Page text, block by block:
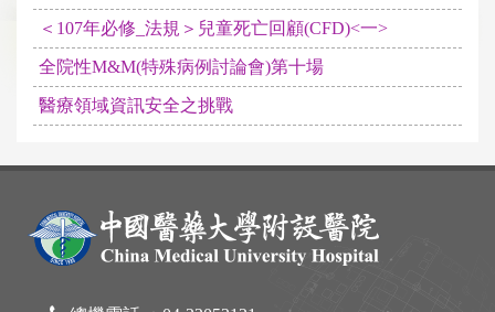
＜107年必修_法規＞兒童死亡回顧(CFD)<一>
全院性M&M(特殊病例討論會)第十場
醫療領域資訊安全之挑戰